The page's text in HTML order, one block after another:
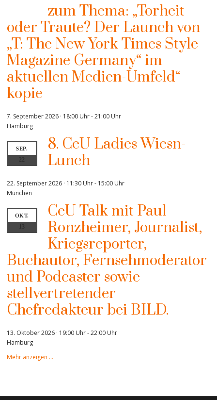
zum Thema: „Torheit
oder Traute? Der Launch von
„T: The New York Times Style
Magazine Germany“ im
aktuellen Medien-Umfeld“
kopie
7. September 2026 · 18:00 Uhr-21:00 Uhr
Hamburg
SEP.
22
8. CeU Ladies Wiesn-
Lunch
22. September 2026 · 11:30 Uhr- 15:00 Uhr
München
OKT.
CeU Talk mit Paul
Ronzheimer, Journalist,
Kriegsreporter,
Buchautor, Fernsehmoderator
und Podcaster sowie
stellvertretender
Chefredakteur bei BILD.
13. Oktober 2026 · 19:00 Uhr-22:00 Uhr
Hamburg
Mehr anzeigen …